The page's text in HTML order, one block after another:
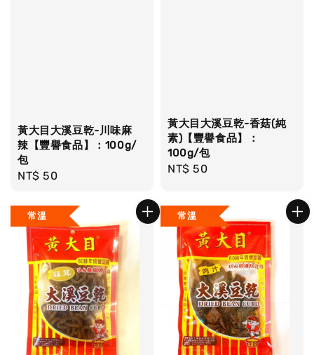
黃大目大溪豆乾-川味麻
辣【豐譽食品】：100g/
包
Regular
NT$ 50
黃大目大溪豆乾-香菇(純
素)【豐譽食品】：
100g/包
Regular
NT$ 50
常溫 常溫